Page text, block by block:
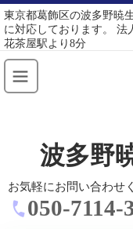
東京都葛飾区の波多野暁
に対応しております。 法
花茶屋駅より8分
波多野
お気軽にお問い合わせ
050-7114-